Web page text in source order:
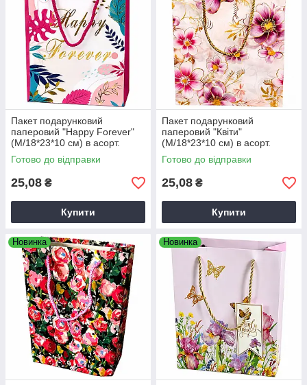
Пакет подарунковий
паперовий "Happy Forever"
(M/18*23*10 см) в асорт.
Готово до відправки
25,08 ₴
Купити
Пакет подарунковий
паперовий "Квіти"
(M/18*23*10 см) в асорт.
Готово до відправки
25,08 ₴
Купити
Новинка Новинка